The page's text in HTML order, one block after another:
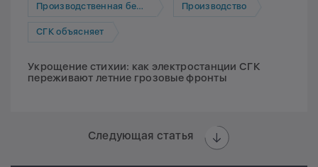
Производственная безопасность Производство
СГК объясняет
Укрощение стихии: как электростанции СГК
переживают летние грозовые фронты
Следующая статья